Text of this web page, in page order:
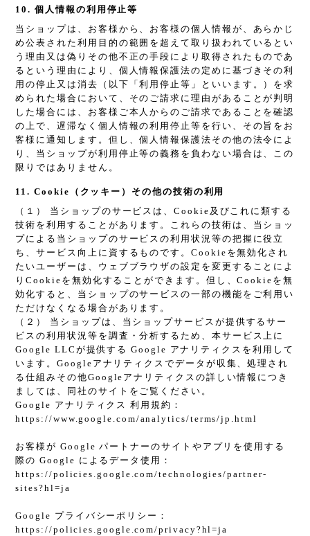
10. 個人情報の利用停止等
当ショップは、お客様から、お客様の個人情報が、あらかじ
め公表された利用目的の範囲を超えて取り扱われているとい
う理由又は偽りその他不正の手段により取得されたものであ
るという理由により、個人情報保護法の定めに基づきその利
用の停止又は消去（以下「利用停止等」といいます。）を求
められた場合において、そのご請求に理由があることが判明
した場合には、お客様ご本人からのご請求であることを確認
の上で、遅滞なく個人情報の利用停止等を行い、その旨をお
客様に通知します。但し、個人情報保護法その他の法令によ
り、当ショップが利用停止等の義務を負わない場合は、この
限りではありません。
11. Cookie（クッキー）その他の技術の利用
（１） 当ショップのサービスは、Cookie及びこれに類する
技術を利用することがあります。これらの技術は、当ショッ
プによる当ショップのサービスの利用状況等の把握に役立
ち、サービス向上に資するものです。Cookieを無効化され
たいユーザーは、ウェブブラウザの設定を変更することによ
りCookieを無効化することができます。但し、Cookieを無
効化すると、当ショップのサービスの一部の機能をご利用い
ただけなくなる場合があります。
（２） 当ショップは、当ショップサービスが提供するサー
ビスの利用状況等を調査・分析するため、本サービス上に
Google LLCが提供する Google アナリティクスを利用して
います。Googleアナリティクスでデータが収集、処理され
る仕組みその他Googleアナリティクスの詳しい情報につき
ましては、同社のサイトをご覧ください。
Google アナリティクス 利用規約：
https://www.google.com/analytics/terms/jp.html
お客様が Google パートナーのサイトやアプリを使用する
際の Google によるデータ使用：
https://policies.google.com/technologies/partner-
sites?hl=ja
Google プライバシーポリシー：
https://policies.google.com/privacy?hl=ja